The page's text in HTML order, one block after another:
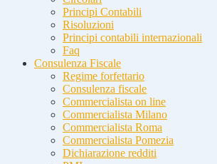
Principi Contabili
Risoluzioni
Principi contabili internazionali
Faq
Consulenza Fiscale
Regime forfettario
Consulenza fiscale
Commercialista on line
Commercialista Milano
Commercialista Roma
Commercialista Pomezia
Dichiarazione redditi